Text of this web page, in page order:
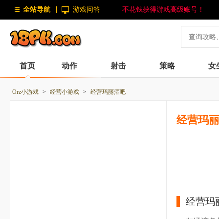
全站导航 游戏问答 不花钱获得游戏高级账号！
首页 动作 射击 策略 女
Orz小游戏 > 经营小游戏 > 经营玛丽酒吧
经营玛
经营玛